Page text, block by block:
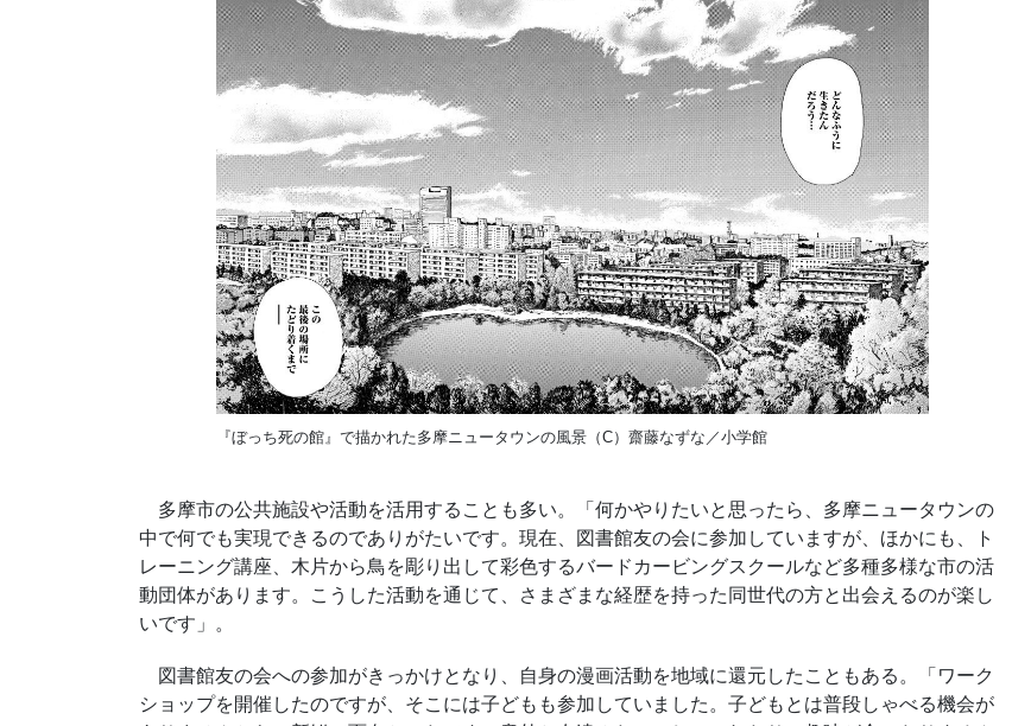
『ぼっち死の館』で描かれた多摩ニュータウンの風景（C）齋藤なずな／小学館
多摩市の公共施設や活動を活用することも多い。「何かやりたいと思ったら、多摩ニュータウンの
中で何でも実現できるのでありがたいです。現在、図書館友の会に参加していますが、ほかにも、ト
レーニング講座、木片から鳥を彫り出して彩色するバードカービングスクールなど多種多様な市の活
動団体があります。こうした活動を通じて、さまざまな経歴を持った同世代の方と出会えるのが楽し
いです」。
図書館友の会への参加がきっかけとなり、自身の漫画活動を地域に還元したこともある。「ワーク
ショップを開催したのですが、そこには子どもも参加していました。子どもとは普段しゃべる機会が